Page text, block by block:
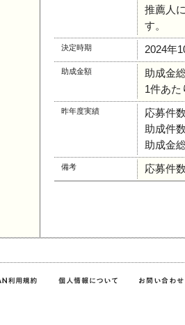
推薦人
す。
決定時期 2024年
助成金額
助成金
1件あた
昨年度実績
応募件
助成件
助成金
備考 応募件